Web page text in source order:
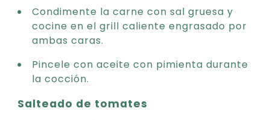
Condimente la carne con sal gruesa y
cocine en el grill caliente engrasado por
ambas caras.
Pincele con aceite con pimienta durante
la cocción.
Salteado de tomates